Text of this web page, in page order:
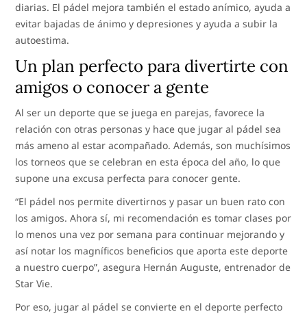
diarias. El pádel mejora también el estado anímico, ayuda a
evitar bajadas de ánimo y depresiones y ayuda a subir la
autoestima.
Un plan perfecto para divertirte con
amigos o conocer a gente
Al ser un deporte que se juega en parejas, favorece la
relación con otras personas y hace que jugar al pádel sea
más ameno al estar acompañado. Además, son muchísimos
los torneos que se celebran en esta época del año, lo que
supone una excusa perfecta para conocer gente.
“El pádel nos permite divertirnos y pasar un buen rato con
los amigos. Ahora sí, mi recomendación es tomar clases por
lo menos una vez por semana para continuar mejorando y
así notar los magníficos beneficios que aporta este deporte
a nuestro cuerpo”, asegura Hernán Auguste, entrenador de
Star Vie.
Por eso, jugar al pádel se convierte en el deporte perfecto